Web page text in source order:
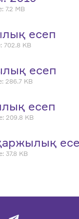
7.2 MB
есеп
702.8 KB
есеп
286.7 KB
есеп
209.8 KB
37.8 KB